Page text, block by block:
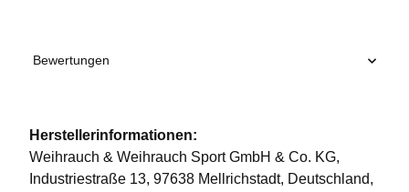
Bewertungen
Herstellerinformationen:
Weihrauch & Weihrauch Sport GmbH & Co. KG,
Industriestraße 13, 97638 Mellrichstadt, Deutschland,